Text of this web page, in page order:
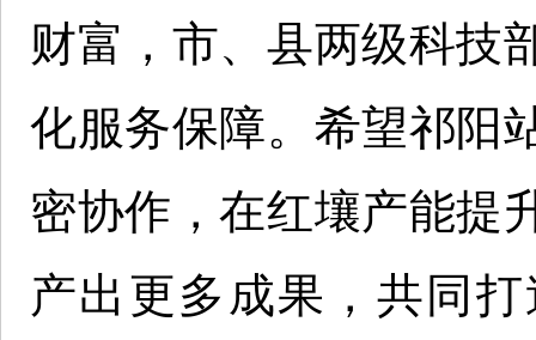
财富，市、县两级科技
化服务保障。希望祁阳
密协作，在红壤产能提
产出更多成果，共同